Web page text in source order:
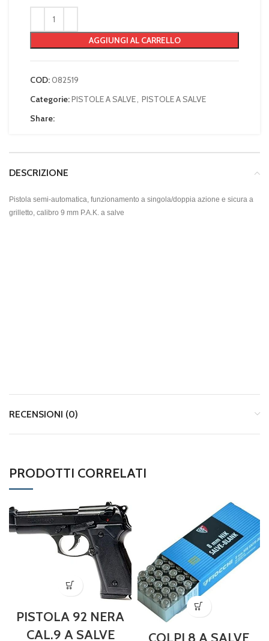
AGGIUNGI AL CARRELLO
COD:082519
Categorie:PISTOLE A SALVE, PISTOLE A SALVE
Share:
DESCRIZIONE
Pistola semi-automatica, funzionamento a singola/doppia azione e sicura a
grilletto, calibro 9 mm P.A.K. a salve
RECENSIONI (0)
PRODOTTI CORRELATI
PISTOLA 92 NERA
CAL.9 A SALVE
COLPI 8 A SALVE